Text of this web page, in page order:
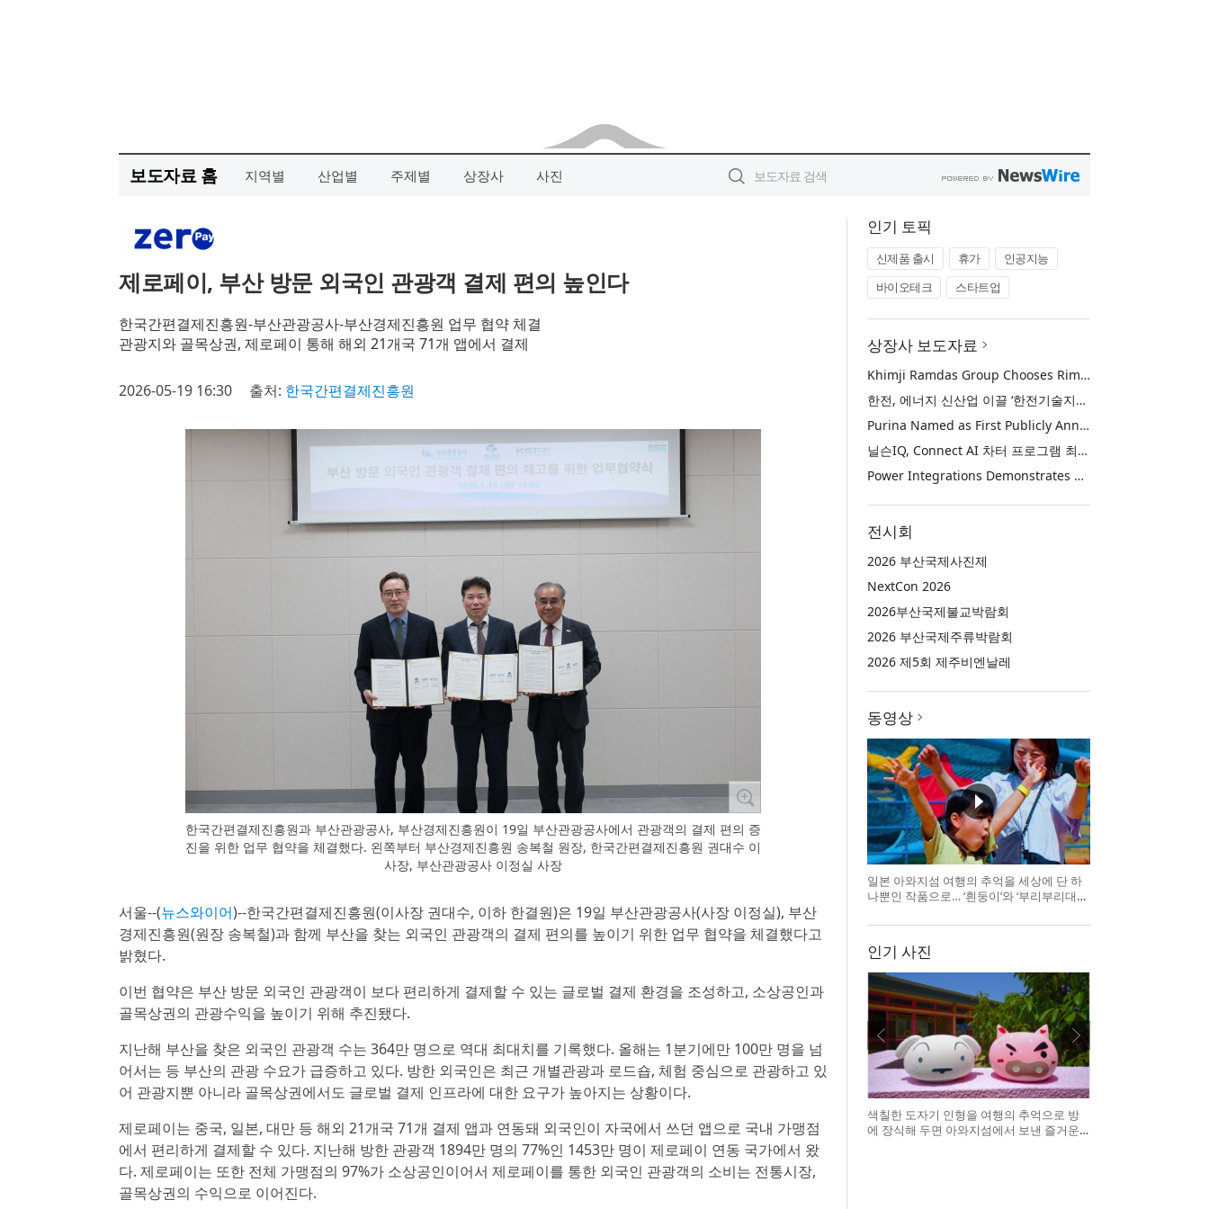
보도자료 홈 지역별 산업별 주제별 상장사 사진
제로페이, 부산 방문 외국인 관광객 결제 편의 높인다
한국간편결제진흥원-부산관광공사-부산경제진흥원 업무 협약 체결
관광지와 골목상권, 제로페이 통해 해외 21개국 71개 앱에서 결제
2026-05-19 16:30 출처: 한국간편결제진흥원
한국간편결제진흥원과 부산관광공사, 부산경제진흥원이 19일 부산관광공사에서 관광객의 결제 편의 증
진을 위한 업무 협약을 체결했다. 왼쪽부터 부산경제진흥원 송복철 원장, 한국간편결제진흥원 권대수 이
사장, 부산관광공사 이정실 사장
서울--(뉴스와이어)--한국간편결제진흥원(이사장 권대수, 이하 한결원)은 19일 부산관광공사(사장 이정실), 부산
경제진흥원(원장 송복철)과 함께 부산을 찾는 외국인 관광객의 결제 편의를 높이기 위한 업무 협약을 체결했다고
밝혔다.
이번 협약은 부산 방문 외국인 관광객이 보다 편리하게 결제할 수 있는 글로벌 결제 환경을 조성하고, 소상공인과
골목상권의 관광수익을 높이기 위해 추진됐다.
지난해 부산을 찾은 외국인 관광객 수는 364만 명으로 역대 최대치를 기록했다. 올해는 1분기에만 100만 명을 넘
어서는 등 부산의 관광 수요가 급증하고 있다. 방한 외국인은 최근 개별관광과 로드숍, 체험 중심으로 관광하고 있
어 관광지뿐 아니라 골목상권에서도 글로벌 결제 인프라에 대한 요구가 높아지는 상황이다.
제로페이는 중국, 일본, 대만 등 해외 21개국 71개 결제 앱과 연동돼 외국인이 자국에서 쓰던 앱으로 국내 가맹점
에서 편리하게 결제할 수 있다. 지난해 방한 관광객 1894만 명의 77%인 1453만 명이 제로페이 연동 국가에서 왔
다. 제로페이는 또한 전체 가맹점의 97%가 소상공인이어서 제로페이를 통한 외국인 관광객의 소비는 전통시장,
골목상권의 수익으로 이어진다.
인기 토픽
신제품 출시 휴가
인공지능
바이오테크
스타트업
상장사 보도자료
Khimji Ramdas Group Chooses Rimini Street to Reduce SAP Support Costs, Protect 700+ Customizations and Reinvest Savings in Innovation
한전, 에너지 신산업 이끌 ‘한전기술지주’ 공식 출범
Purina Named as First Publicly Announced NIQ ConnectAI Charter Client
닐슨IQ, Connect AI 차터 프로그램 최초 고객사 ‘퓨리나’ 선정
Power Integrations Demonstrates World’s First 2200 V GaN Technology for Next-Era High-Voltage Power Systems
전시회
2026 부산국제사진제
NextCon 2026
2026부산국제불교박람회
2026 부산국제주류박람회
2026 제5회 제주비엔날레
동영상
일본 아와지섬 여행의 추억을 세상에 단 하
나뿐인 작품으로… ‘흰둥이’와 ‘부리부리대마
인기 사진
색칠한 도자기 인형을 여행의 추억으로 방
에 장식해 두면 아와지섬에서 보낸 즐거운